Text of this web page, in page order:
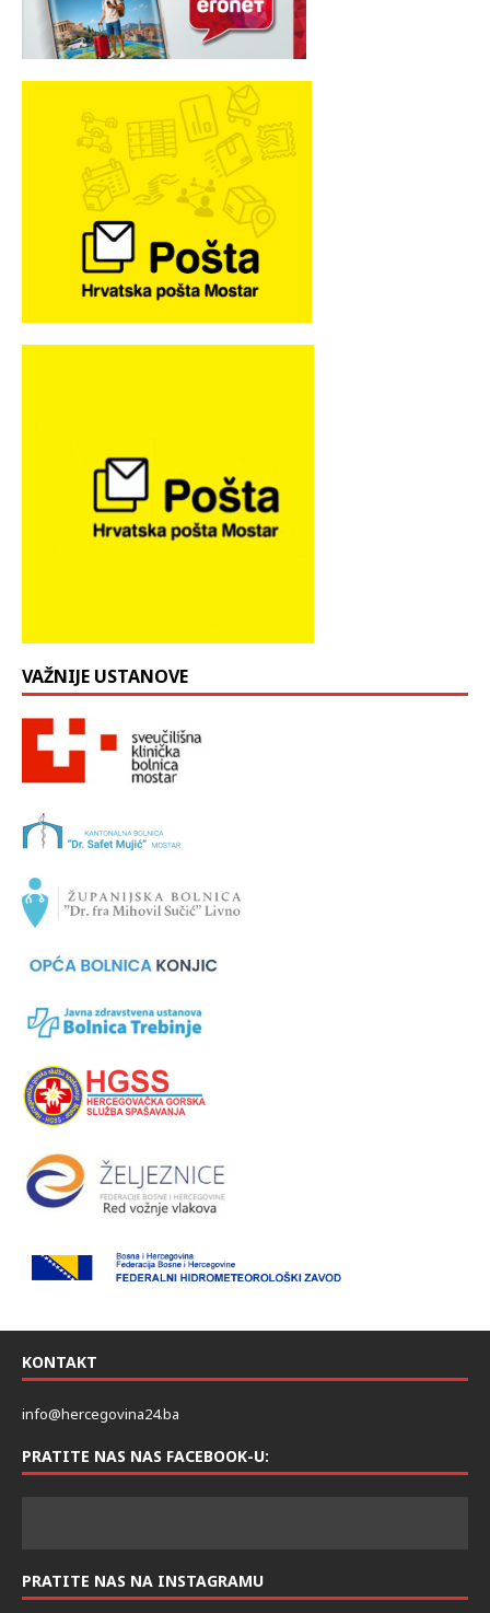
VAŽNIJE USTANOVE
KONTAKT
info@hercegovina24.ba
PRATITE NAS NAS FACEBOOK-U:
PRATITE NAS NA INSTAGRAMU